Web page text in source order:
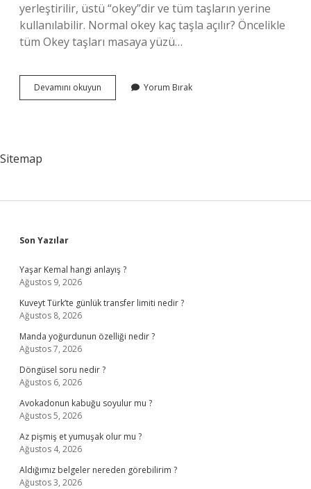
yerleştirilir, üstü “okey”dir ve tüm taşların yerine
kullanılabilir. Normal okey kaç taşla açılır? Öncelikle
tüm Okey taşları masaya yüzü…
Devamını okuyun
Okey
Yorum Bırak
Sitemap
Sidebar
Son Yazılar
Yaşar Kemal hangi anlayış ?
Ağustos 9, 2026
Kuveyt Türk’te günlük transfer limiti nedir ?
Ağustos 8, 2026
Manda yoğurdunun özelliği nedir ?
Ağustos 7, 2026
Döngüsel soru nedir ?
Ağustos 6, 2026
Avokadonun kabuğu soyulur mu ?
Ağustos 5, 2026
Az pişmiş et yumuşak olur mu ?
Ağustos 4, 2026
Aldığımız belgeler nereden görebilirim ?
Ağustos 3, 2026